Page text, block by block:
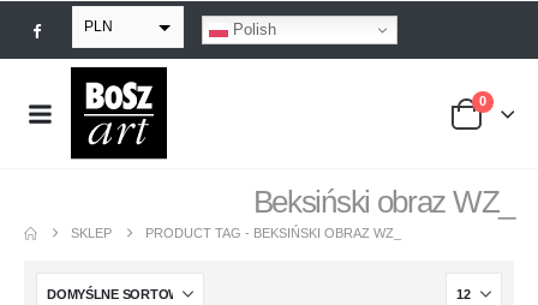
PLN
EUR
USD
Polish
0
Beksiński obraz WZ_
SKLEP PRODUCT TAG - BEKSIŃSKI OBRAZ WZ_